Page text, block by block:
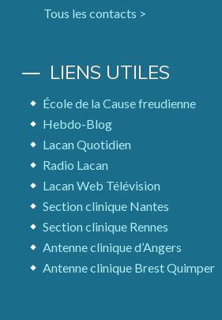
Tous les contacts >
LIENS UTILES
École de la Cause freudienne
Hebdo-Blog
Lacan Quotidien
Radio Lacan
Lacan Web Télévision
Section clinique Nantes
Section clinique Rennes
Antenne clinique d’Angers
Antenne clinique Brest Quimper